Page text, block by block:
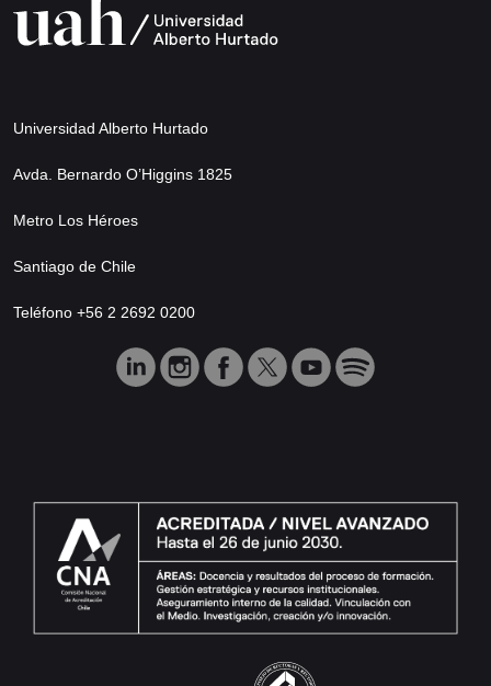
Universidad Alberto Hurtado
Avda. Bernardo O’Higgins 1825
Metro Los Héroes
Santiago de Chile
Teléfono +56 2 2692 0200